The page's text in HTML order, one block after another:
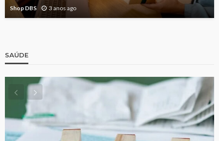
Shop DBS 3 anos ago
SAÚDE